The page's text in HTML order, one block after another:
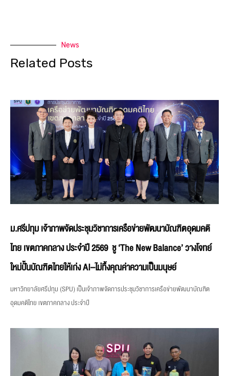
News
Related Posts
ม.ศรีปทุม เจ้าภาพจัดประชุมวิชาการเครือข่ายพัฒนาบัณฑิตอุดมคติ
ไทย เขตภาคกลาง ประจำปี 2569 ชู ‘The New Balance’ วางโจทย์
ใหม่ปั้นบัณฑิตไทยให้เก่ง AI–ไม่ทิ้งคุณค่าความเป็นมนุษย์
มหาวิทยาลัยศรีปทุม (SPU) เป็นเจ้าภาพจัดการประชุมวิชาการเครือข่ายพัฒนาบัณฑิต
อุดมคติไทย เขตภาคกลาง ประจำปี